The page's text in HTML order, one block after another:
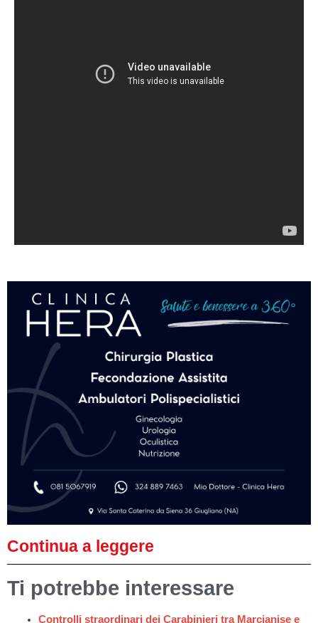
Continua a leggere
Ti potrebbe interessare
Controlli straordinari dei Carabinieri tra Marcianise e